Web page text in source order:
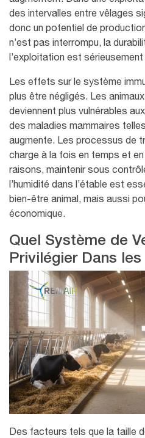
des intervalles entre vêlages
donc un potentiel de
n’est pas interrompu, la
l’exploitation est
Les effets sur le système
plus être négligés. Les
deviennent plus vulnérables
des maladies mammaires
augmente. Les processus de
charge à la fois en temps et
raisons, maintenir sous
l’humidité dans l’étable est
bien-être animal, mais aussi
économique.
Quel Système de
Privilégier Dans
Des facteurs tels que la taille